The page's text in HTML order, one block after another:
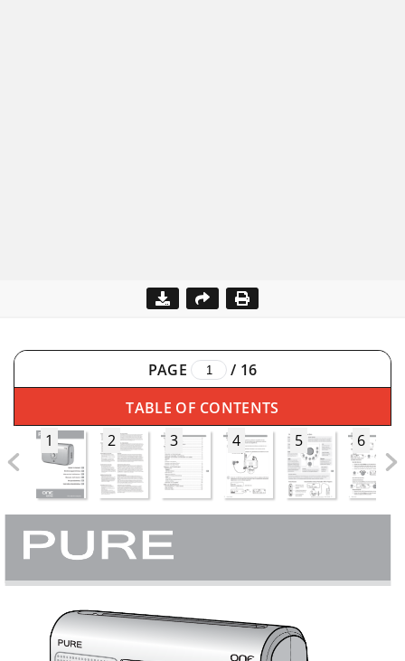
PAGE / 16
TABLE OF CONTENTS
1
2 3 4 5 6